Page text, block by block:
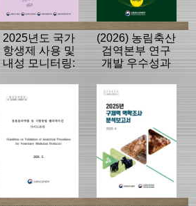
2025년도 국가
항생제 사용 및
내성 모니터링:
(2026) 농림축산
검역본부 연구
개발 우수성과